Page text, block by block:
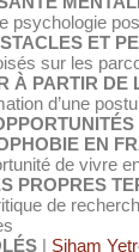
psychologie
ET
sur les
À PARTIR DE
d’une
EN
de vivre
PROPRES
de
| Siham